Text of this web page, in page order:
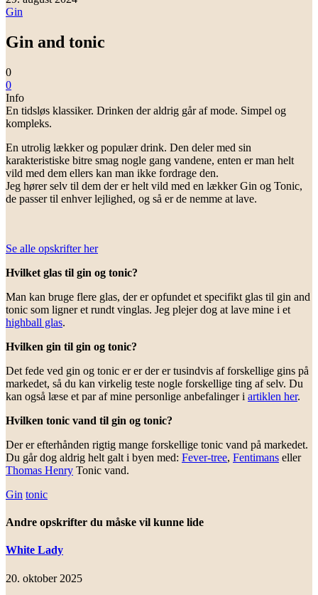
Gin
Gin and tonic
0
0
Info
En tidsløs klassiker. Drinken der aldrig går af mode. Simpel og
kompleks.
En utrolig lækker og populær drink. Den deler med sin
karakteristiske bitre smag nogle gang vandene, enten er man helt
vild med dem ellers kan man ikke fordrage den.
Jeg hører selv til dem der er helt vild med en lækker Gin og Tonic,
de passer til enhver lejlighed, og så er de nemme at lave.
Se alle opskrifter her
Hvilket glas til gin og tonic?
Man kan bruge flere glas, der er opfundet et specifikt glas til gin and
tonic som ligner et rundt vinglas. Jeg plejer dog at lave mine i et
highball glas.
Hvilken gin til gin og tonic?
Det fede ved gin og tonic er er der er tusindvis af forskellige gins på
markedet, så du kan virkelig teste nogle forskellige ting af selv. Du
kan også læse et par af mine personlige anbefalinger i artiklen her.
Hvilken tonic vand til gin og tonic?
Der er efterhånden rigtig mange forskellige tonic vand på markedet.
Du går dog aldrig helt galt i byen med: Fever-tree, Fentimans eller
Thomas Henry Tonic vand.
Gin tonic
Andre opskrifter du måske vil kunne lide
White Lady
20. oktober 2025